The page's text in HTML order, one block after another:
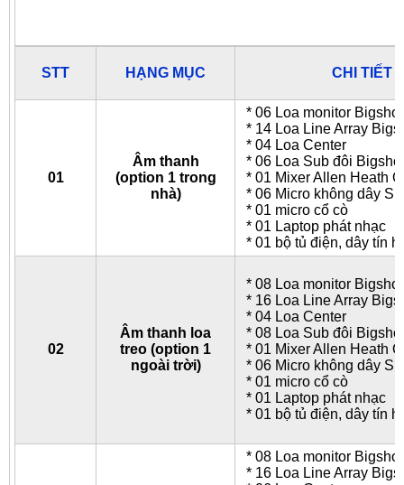
STT HẠNG MỤC CHI TIẾT
01
Âm thanh
(option 1 trong
nhà)
* 06 Loa monitor
* 14 Loa Line Array
* 04 Loa Center
* 06 Loa Sub đôi
* 01 Mixer Allen Heath
* 06 Micro không dây
* 01 micro cổ cò
* 01 Laptop phát nhạc
* 01 bộ tủ điện, dây tín
02
Âm thanh loa
treo (option 1
ngoài trời)
* 08 Loa monitor
* 16 Loa Line Array
* 04 Loa Center
* 08 Loa Sub đôi
* 01 Mixer Allen Heath
* 06 Micro không dây
* 01 micro cổ cò
* 01 Laptop phát nhạc
* 01 bộ tủ điện, dây tín
* 08 Loa monitor
* 16 Loa Line Array